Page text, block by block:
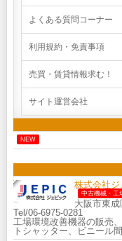
よくある質問コーナー
利用規約・免責事項
売買・賃貸情報求む！
サイト運営会社
NEW
株式会社ジ
中古機械・工
大阪市東
Tel/06-6975-0281
工場環境改善機器の販売
トシャッター、ビニール